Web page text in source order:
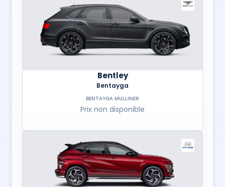
Bentley
Bentayga
BENTAYGA MULLINER
Prix non disponible